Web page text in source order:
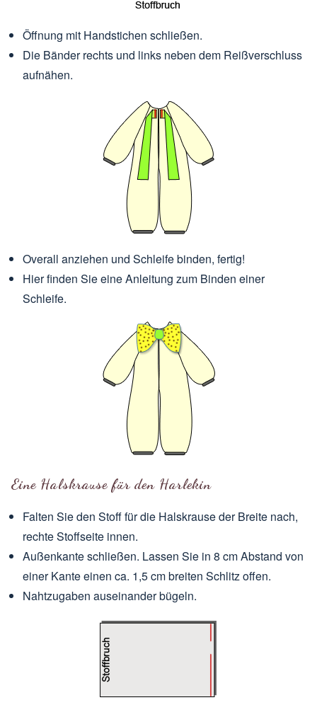
Öffnung mit Handstichen schließen.
Die Bänder rechts und links neben dem Reißverschluss
aufnähen.
Overall anziehen und Schleife binden, fertig!
Hier finden Sie eine Anleitung zum Binden einer
Schleife.
Eine Halskrause für den Harlekin
Falten Sie den Stoff für die Halskrause der Breite nach,
rechte Stoffseite innen.
Außenkante schließen. Lassen Sie in 8 cm Abstand von
einer Kante einen ca. 1,5 cm breiten Schlitz offen.
Nahtzugaben auseinander bügeln.